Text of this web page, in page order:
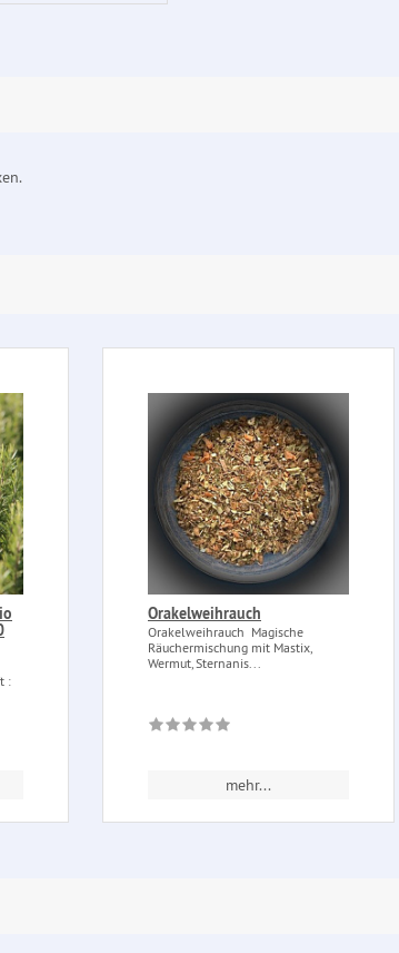
:
Orakelweihrauch
Orakelweihrauch Magische
Räuchermischung mit Mastix,
Wermut, Sternanis...
mehr...